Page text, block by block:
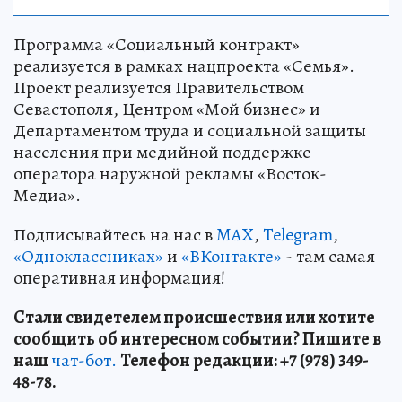
Программа «Социальный контракт»
реализуется в рамках нацпроекта «Семья».
Проект реализуется Правительством
Севастополя, Центром «Мой бизнес» и
Департаментом труда и социальной защиты
населения при медийной поддержке
оператора наружной рекламы «Восток-
Медиа».
Подписывайтесь на нас вMAX,Telegram,
«Одноклассниках»и«ВКонтакте» - там самая
оперативная информация!
Стали свидетелем происшествия или хотите
сообщить об интересном событии? Пишите в
нашчат-бот. Телефон редакции: +7 (978) 349-
48-78.